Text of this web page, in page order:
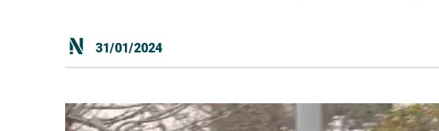
31/01/2024